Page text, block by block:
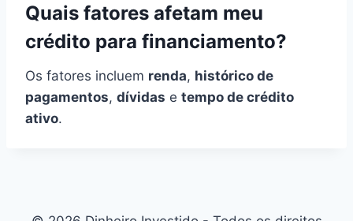
Quais fatores afetam meu
crédito para financiamento?
Os fatores incluem renda, histórico de
pagamentos, dívidas e tempo de crédito
ativo.